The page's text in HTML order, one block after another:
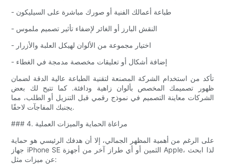
- طباعة أعمالك الفنية أو صورك مباشرة على السيليكون
- النقش البارز أو الغائر لإضفاء تأثير تصميم ملموس
- اختيار مجموعة من الألوان لهيكل العلبة والأزرار
- إضافة أشكال أو تعليقات مخصصة مدمجة في الغطاء
تأكد من استخدام الشركة المصنعة لتقنية الطباعة عالية الدقة لضمان
ظهور تصميمك المخصص بألوان زاهية ودافئة. كما تتيح لك بعض
الشركات معاينة التصميم في نموذج رقمي قبل التنزيل أو الطلب، مما
يجنبك المفاجآت لاحقًا.
### 4. مراعاة الحماية والميزات العملية
على الرغم من أهمية المظهر الجمالي، إلا أن هدفك الرئيسي هو حماية
جهاز iPhone SE الثمين أو أي طراز آخر من أجهزة Apple، لذا ابحث
عن ميزات مثل: